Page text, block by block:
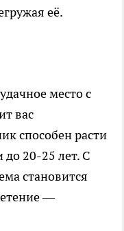
её.
место с
вас
способен расти
до 20-25 лет. С
становится
—